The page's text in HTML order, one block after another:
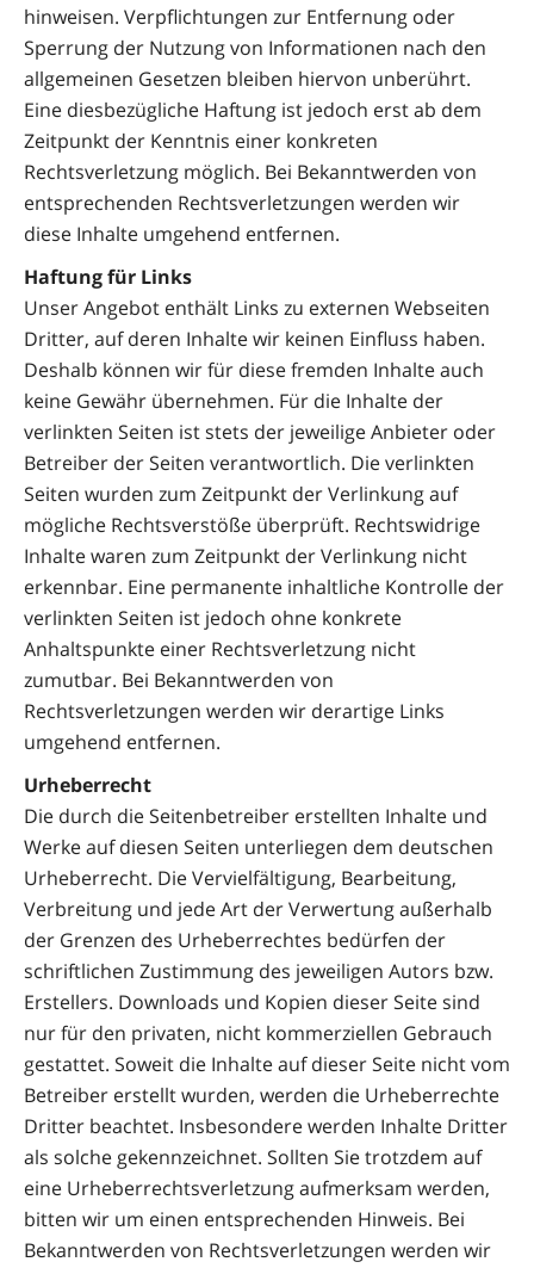
hinweisen. Verpflichtungen zur Entfernung oder
Sperrung der Nutzung von Informationen nach den
allgemeinen Gesetzen bleiben hiervon unberührt.
Eine diesbezügliche Haftung ist jedoch erst ab dem
Zeitpunkt der Kenntnis einer konkreten
Rechtsverletzung möglich. Bei Bekanntwerden von
entsprechenden Rechtsverletzungen werden wir
diese Inhalte umgehend entfernen.
Haftung für Links
Unser Angebot enthält Links zu externen Webseiten
Dritter, auf deren Inhalte wir keinen Einfluss haben.
Deshalb können wir für diese fremden Inhalte auch
keine Gewähr übernehmen. Für die Inhalte der
verlinkten Seiten ist stets der jeweilige Anbieter oder
Betreiber der Seiten verantwortlich. Die verlinkten
Seiten wurden zum Zeitpunkt der Verlinkung auf
mögliche Rechtsverstöße überprüft. Rechtswidrige
Inhalte waren zum Zeitpunkt der Verlinkung nicht
erkennbar. Eine permanente inhaltliche Kontrolle der
verlinkten Seiten ist jedoch ohne konkrete
Anhaltspunkte einer Rechtsverletzung nicht
zumutbar. Bei Bekanntwerden von
Rechtsverletzungen werden wir derartige Links
umgehend entfernen.
Urheberrecht
Die durch die Seitenbetreiber erstellten Inhalte und
Werke auf diesen Seiten unterliegen dem deutschen
Urheberrecht. Die Vervielfältigung, Bearbeitung,
Verbreitung und jede Art der Verwertung außerhalb
der Grenzen des Urheberrechtes bedürfen der
schriftlichen Zustimmung des jeweiligen Autors bzw.
Erstellers. Downloads und Kopien dieser Seite sind
nur für den privaten, nicht kommerziellen Gebrauch
gestattet. Soweit die Inhalte auf dieser Seite nicht vom
Betreiber erstellt wurden, werden die Urheberrechte
Dritter beachtet. Insbesondere werden Inhalte Dritter
als solche gekennzeichnet. Sollten Sie trotzdem auf
eine Urheberrechtsverletzung aufmerksam werden,
bitten wir um einen entsprechenden Hinweis. Bei
Bekanntwerden von Rechtsverletzungen werden wir